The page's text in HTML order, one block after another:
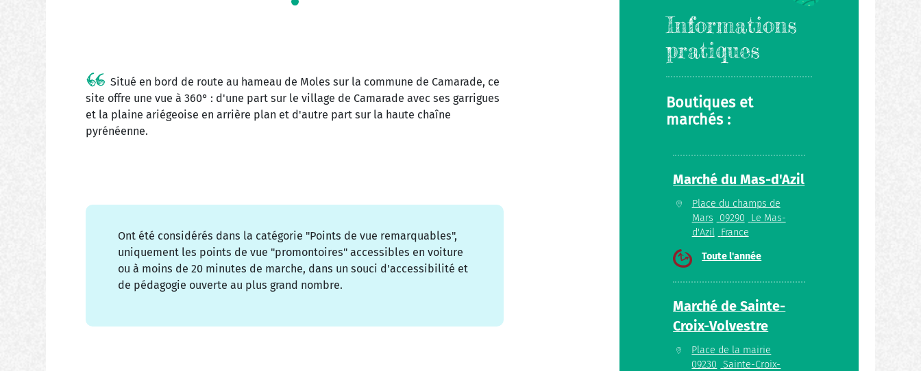
Situé en bord de route au hameau de Moles sur la commune de Camarade, ce
site offre une vue à 360° : d'une part sur le village de Camarade avec ses garrigues
et la plaine ariégeoise en arrière plan et d'autre part sur la haute chaîne
pyrénéenne.
Ont été considérés dans la catégorie "Points de vue remarquables",
uniquement les points de vue "promontoires" accessibles en voiture
ou à moins de 20 minutes de marche, dans un souci d'accessibilité et
de pédagogie ouverte au plus grand nombre.
Informations
pratiques
Boutiques et
marchés :
Marché du Mas-d'Azil
Place du champs de
Mars
09290
Le Mas-
d'Azil
France
Toute l'année
Marché de Sainte-
Croix-Volvestre
Place de la mairie
09230
Sainte-Croix-